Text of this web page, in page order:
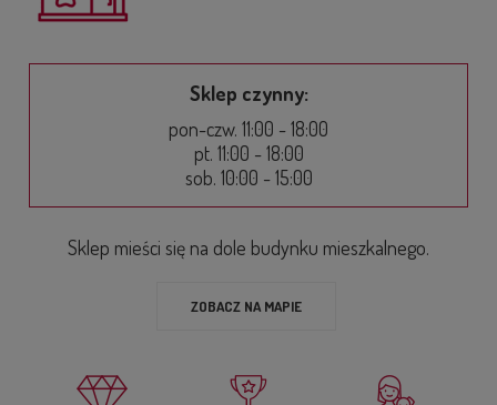
Sklep czynny:
pon-czw. 11:00 - 18:00
pt. 11:00 - 18:00
sob. 10:00 - 15:00
Sklep mieści się na dole budynku mieszkalnego.
ZOBACZ NA MAPIE